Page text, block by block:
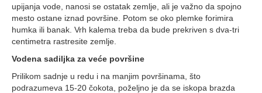
upijanja vode, nanosi se ostatak zemlje, ali je važno da spojno
mesto ostane iznad površine. Potom se oko plemke forimira
humka ili banak. Vrh kalema treba da bude prekriven s dva-tri
centimetra rastresite zemlje.
Vodena sadiljka za veće površine
Prilikom sadnje u redu i na manjim površinama, što
podrazumeva 15-20 čokota, poželjno je da se iskopa brazda